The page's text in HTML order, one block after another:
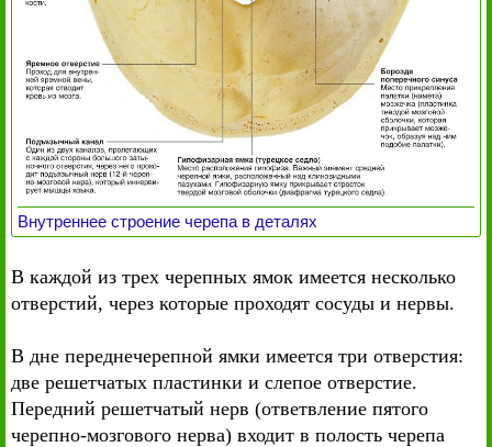
Внутреннее строение черепа в деталях
В каждой из трех черепных ямок имеется несколько
отверстий, через которые проходят сосуды и нервы.
В дне переднечерепной ямки имеется три отверстия:
две решетчатых пластинки и слепое отверстие.
Передний решетчатый нерв (ответвление пятого
черепно-мозгового нерва) входит в полость черепа